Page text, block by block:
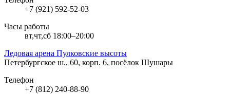
+7 (921) 592-52-03
Часы работы
вт,чт,сб 18:00–20:00
Ледовая арена Пулковские высоты
Петербургское ш., 60, корп. 6, посёлок Шушары
Телефон
+7 (812) 240-88-90